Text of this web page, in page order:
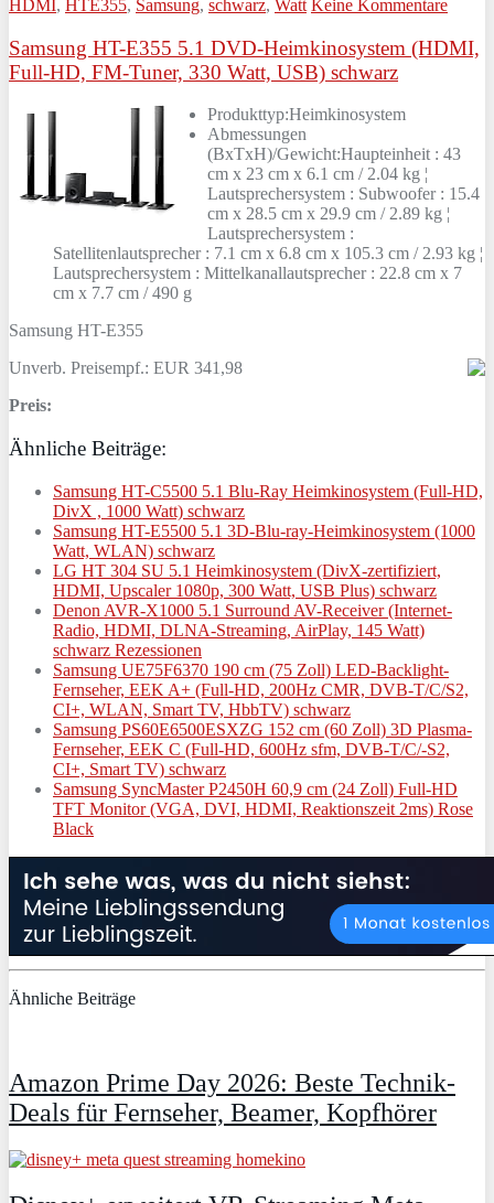
HDMI, HTE355, Samsung, schwarz, Watt Keine Kommentare
Samsung HT-E355 5.1 DVD-Heimkinosystem (HDMI,
Full-HD, FM-Tuner, 330 Watt, USB) schwarz
Produkttyp:Heimkinosystem
Abmessungen
(BxTxH)/Gewicht:Haupteinheit : 43
cm x 23 cm x 6.1 cm / 2.04 kg ¦
Lautsprechersystem : Subwoofer : 15.4
cm x 28.5 cm x 29.9 cm / 2.89 kg ¦
Lautsprechersystem :
Satellitenlautsprecher : 7.1 cm x 6.8 cm x 105.3 cm / 2.93 kg ¦
Lautsprechersystem : Mittelkanallautsprecher : 22.8 cm x 7
cm x 7.7 cm / 490 g
Samsung HT-E355
Unverb. Preisempf.: EUR 341,98
Preis:
Ähnliche Beiträge:
Samsung HT-C5500 5.1 Blu-Ray Heimkinosystem (Full-HD,
DivX , 1000 Watt) schwarz
Samsung HT-E5500 5.1 3D-Blu-ray-Heimkinosystem (1000
Watt, WLAN) schwarz
LG HT 304 SU 5.1 Heimkinosystem (DivX-zertifiziert,
HDMI, Upscaler 1080p, 300 Watt, USB Plus) schwarz
Denon AVR-X1000 5.1 Surround AV-Receiver (Internet-
Radio, HDMI, DLNA-Streaming, AirPlay, 145 Watt)
schwarz Rezessionen
Samsung UE75F6370 190 cm (75 Zoll) LED-Backlight-
Fernseher, EEK A+ (Full-HD, 200Hz CMR, DVB-T/C/S2,
CI+, WLAN, Smart TV, HbbTV) schwarz
Samsung PS60E6500ESXZG 152 cm (60 Zoll) 3D Plasma-
Fernseher, EEK C (Full-HD, 600Hz sfm, DVB-T/C/-S2,
CI+, Smart TV) schwarz
Samsung SyncMaster P2450H 60,9 cm (24 Zoll) Full-HD
TFT Monitor (VGA, DVI, HDMI, Reaktionszeit 2ms) Rose
Black
Ähnliche Beiträge
Amazon Prime Day 2026: Beste Technik-
Deals für Fernseher, Beamer, Kopfhörer